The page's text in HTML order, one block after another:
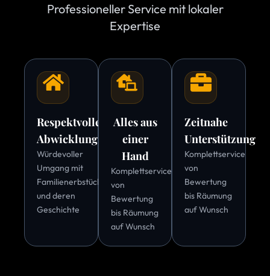
Professioneller Service mit lokaler
Expertise
Respektvolle
Abwicklung
Würdevoller
Umgang mit
Familienerbstücken
und deren
Geschichte
Alles aus
einer
Hand
Komplettservice
von
Bewertung
bis Räumung
auf Wunsch
Zeitnahe
Unterstützung
Komplettservice
von
Bewertung
bis Räumung
auf Wunsch